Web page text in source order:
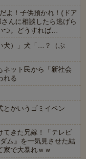
よ！子供預かれ！(ドア
んに相談したら逃げら
つ。どうすれば…
犬）」犬「…？（ぷ
ネット民から「新社会
れる
とかいうゴミイベン
てきた兄嫁！「テレビ
ム』を一気見させた結
で大暴れｗｗ